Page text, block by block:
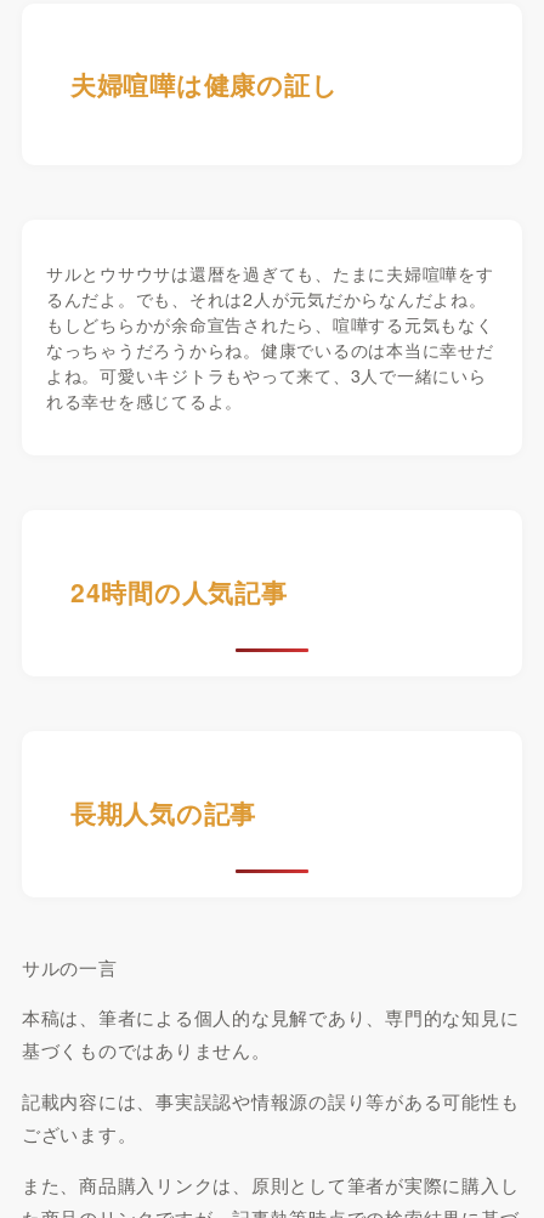
夫婦喧嘩は健康の証し
サルとウサウサは還暦を過ぎても、たまに夫婦喧嘩をす
るんだよ。でも、それは2人が元気だからなんだよね。
もしどちらかが余命宣告されたら、喧嘩する元気もなく
なっちゃうだろうからね。健康でいるのは本当に幸せだ
よね。可愛いキジトラもやって来て、3人で一緒にいら
れる幸せを感じてるよ。
24時間の人気記事
長期人気の記事
サルの一言
本稿は、筆者による個人的な見解であり、専門的な知見に
基づくものではありません。
記載内容には、事実誤認や情報源の誤り等がある可能性も
ございます。
また、商品購入リンクは、原則として筆者が実際に購入し